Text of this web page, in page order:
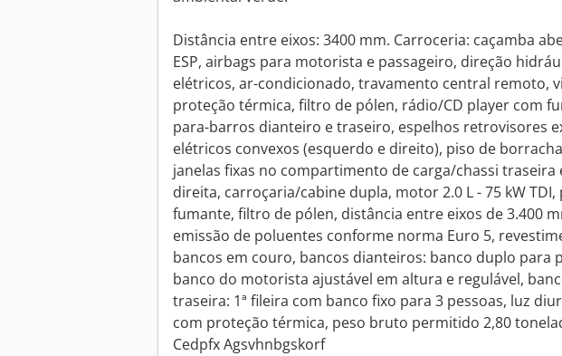
Distância entre eixos: 3400 mm. Carroceria: caçamba
ESP, airbags para motorista e passageiro, direção
elétricos, ar-condicionado, travamento central remoto,
proteção térmica, filtro de pólen, rádio/CD player com
para-barros dianteiro e traseiro, espelhos retrovisores
elétricos convexos (esquerdo e direito), piso de
janelas fixas no compartimento de carga/chassi traseira
direita, carroçaria/cabine dupla, motor 2.0 L - 75 kW TDI,
fumante, filtro de pólen, distância entre eixos de 3.400
emissão de poluentes conforme norma Euro 5,
bancos em couro, bancos dianteiros: banco duplo para
banco do motorista ajustável em altura e regulável,
traseira: 1ª fileira com banco fixo para 3 pessoas, luz
com proteção térmica, peso bruto permitido 2,80
Cedpfx Agsvhnbgskorf